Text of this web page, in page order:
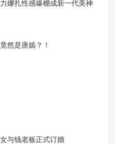
娜扎性感爆棚成新一代美神
然是唐嫣？！
与钱老板正式订婚